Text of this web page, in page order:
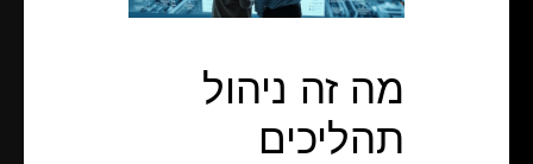
מה זה ניהול
תהליכים